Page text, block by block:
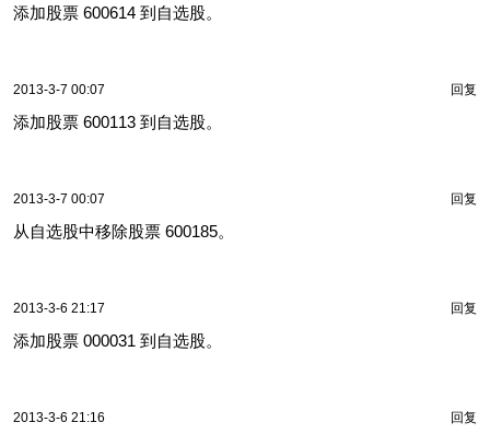
添加股票 600614 到自选股。
2013-3-7 00:07 回复
添加股票 600113 到自选股。
2013-3-7 00:07 回复
从自选股中移除股票 600185。
2013-3-6 21:17 回复
添加股票 000031 到自选股。
2013-3-6 21:16 回复